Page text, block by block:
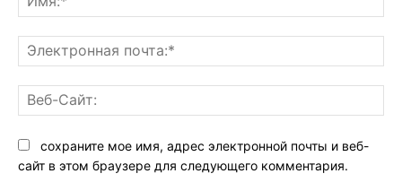
сохраните мое имя, адрес электронной почты и веб-
сайт в этом браузере для следующего комментария.